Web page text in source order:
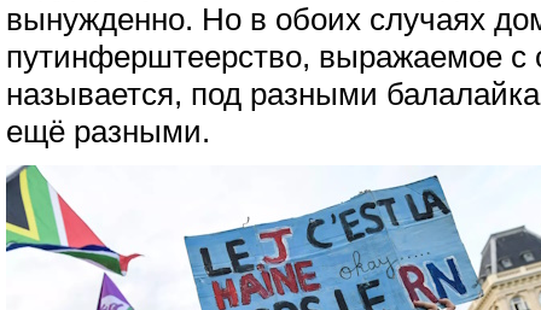
вынужденно. Но в обоих случаях
путинферштеерство, выражаемое с
называется, под разными
ещё разными.